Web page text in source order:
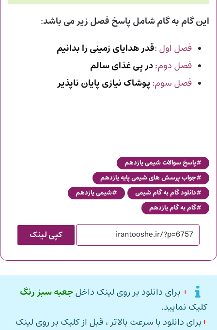
این گام به گام شامل پاسخ فصل زیر می باشد:
فصل اول :قدر هدایای زمینی را بدانیم
فصل دوم:در پی غذای سالم
فصل سوم: پوشاک نیازی پایان ناپذیر
پاسخ سوالات شیمی یازدهم
جواب پرسش های شیمی پایه یازدهم
دانلود گام به گام شیمی
شیمی یازدهم
گام به گام یازدهم
کپی لینک
+ برای دانلود بر روی لینک داخلجعبه سبز رنگ
کلیک نمایید.
+برای دانلود با سرعت بالاتر ، قبل از کلیک بر روی لینک